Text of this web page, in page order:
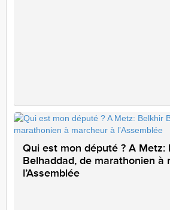
Qui est mon député ? A Metz:
Belhaddad, de marathonien à
l’Assemblée